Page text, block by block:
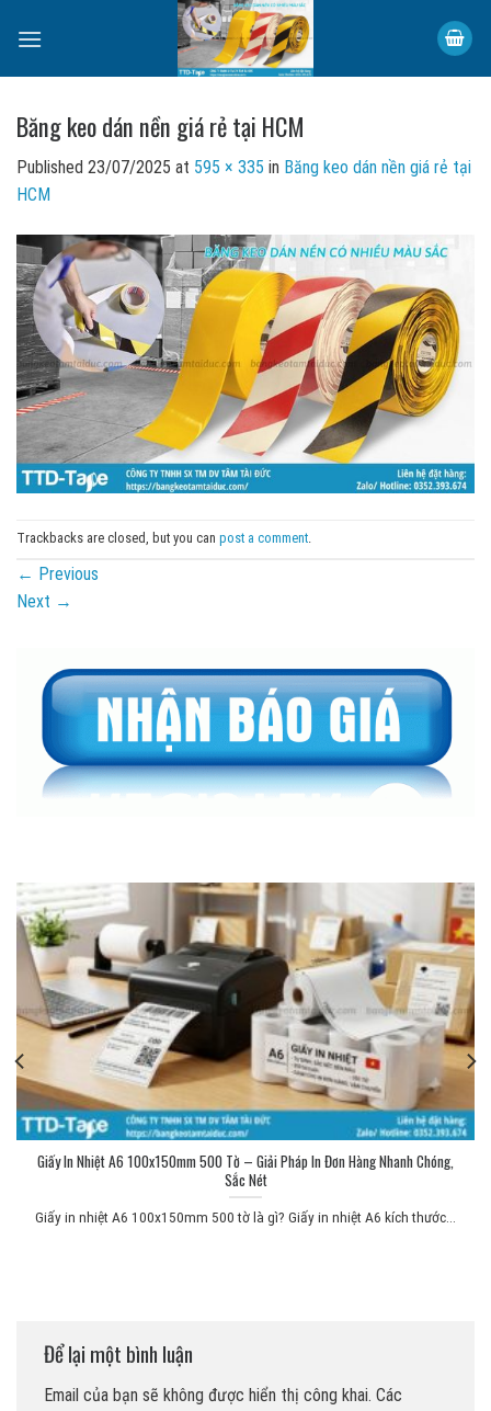
Băng keo dán nền giá rẻ tại HCM
Published 23/07/2025 at 595 × 335 in Băng keo dán nền giá rẻ tại
HCM
Trackbacks are closed, but you can post a comment
← Previous
Next →
Giấy In Nhiệt A6 100x150mm 500 Tờ – Giải Pháp In Đơn Hàng Nhanh Chóng,
Sắc Nét
Giấy in nhiệt A6 100x150mm 500 tờ là gì? Giấy in nhiệt A6 kích thước...
Để lại một bình luận
Email của bạn sẽ không được hiển thị công khai. Các